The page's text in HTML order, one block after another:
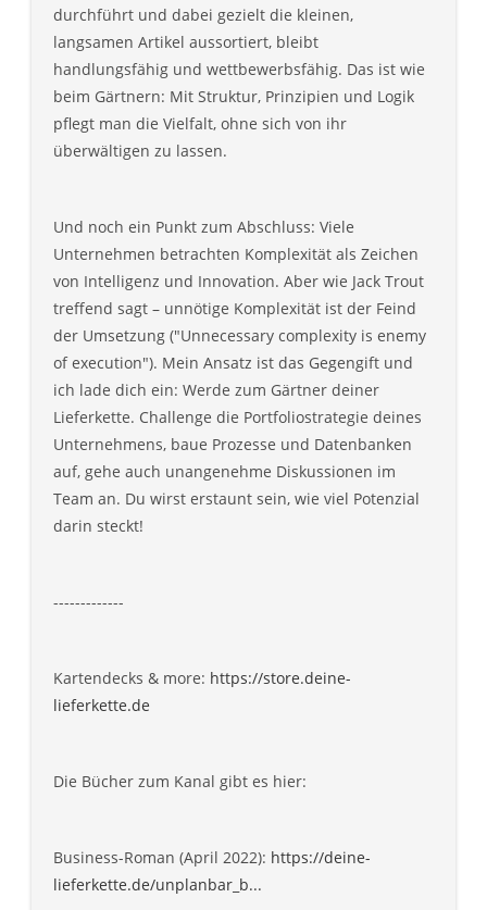
durchführt und dabei gezielt die kleinen,
langsamen Artikel aussortiert, bleibt
handlungsfähig und wettbewerbsfähig. Das ist wie
beim Gärtnern: Mit Struktur, Prinzipien und Logik
pflegt man die Vielfalt, ohne sich von ihr
überwältigen zu lassen.
Und noch ein Punkt zum Abschluss: Viele
Unternehmen betrachten Komplexität als Zeichen
von Intelligenz und Innovation. Aber wie Jack Trout
treffend sagt – unnötige Komplexität ist der Feind
der Umsetzung ("Unnecessary complexity is enemy
of execution"). Mein Ansatz ist das Gegengift und
ich lade dich ein: Werde zum Gärtner deiner
Lieferkette. Challenge die Portfoliostrategie deines
Unternehmens, baue Prozesse und Datenbanken
auf, gehe auch unangenehme Diskussionen im
Team an. Du wirst erstaunt sein, wie viel Potenzial
darin steckt!
-------------
Kartendecks & more: https://store.deine-
lieferkette.de
Die Bücher zum Kanal gibt es hier:
Business-Roman (April 2022): https://deine-
lieferkette.de/unplanbar_b...